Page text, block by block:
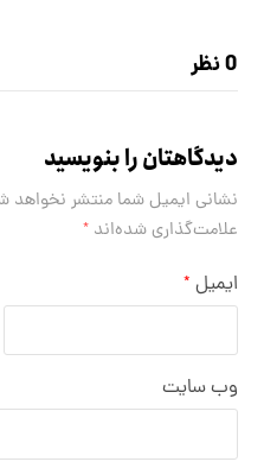
0 نظر
دیدگاهتان را بنویسید
نشانی ایمیل شما منتشر نخواهد
علامت‌گذاری شده‌اند*
ایمیل *
وب‌ سایت